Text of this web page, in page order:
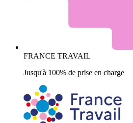
FRANCE TRAVAIL
Jusqu'à 100% de prise en charge